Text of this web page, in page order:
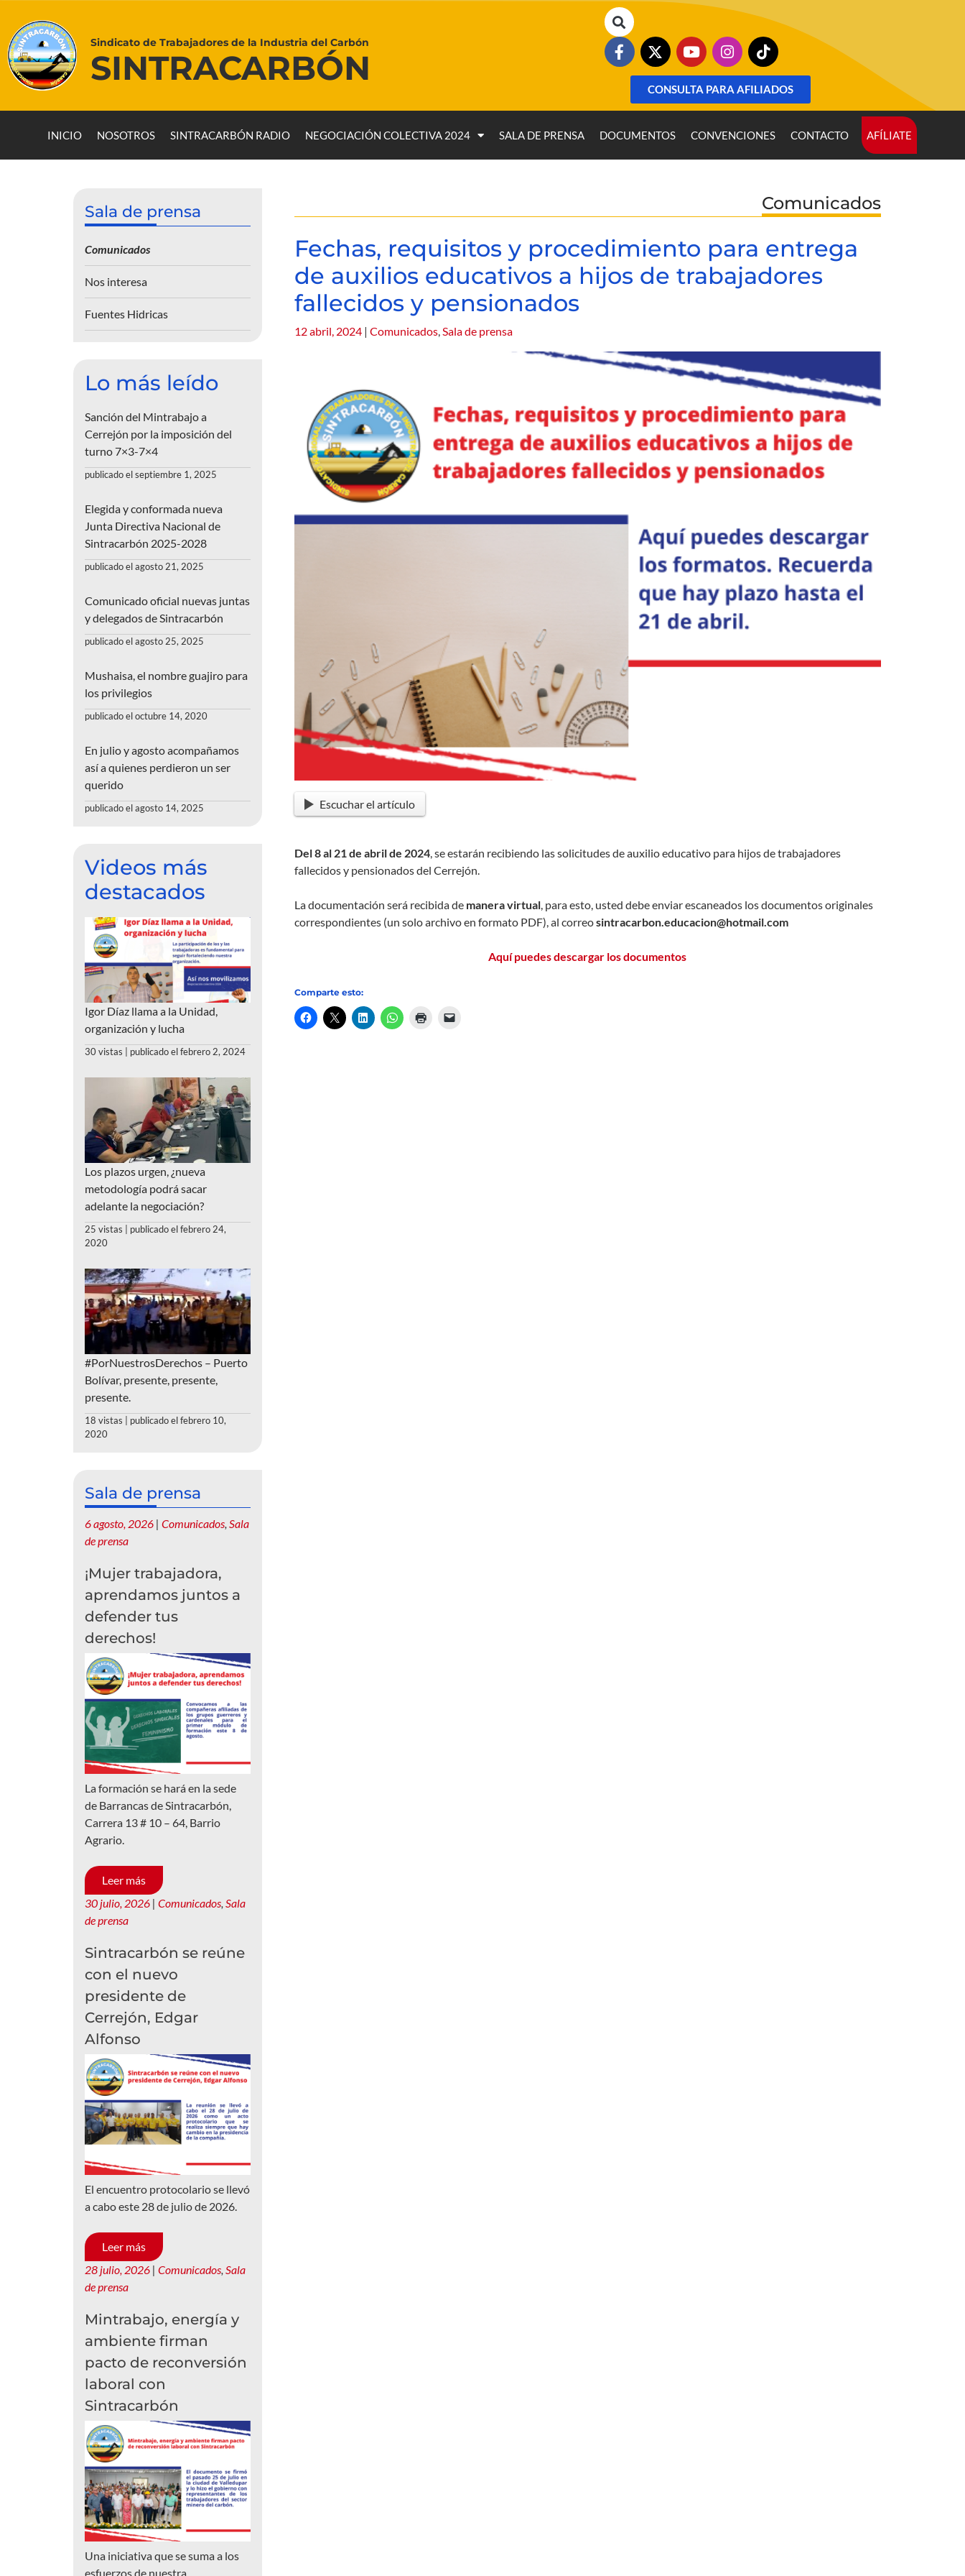
Sindicato de Trabajadores de la Industria del Carbón
SINTRACARBÓN
CONSULTA PARA AFILIADOS
INICIO NOSOTROS SINTRACARBÓN RADIO NEGOCIACIÓN COLECTIVA 2024 SALA DE PRENSA DOCUMENTOS CONVENCIONES CONTACTO AFÍLIATE
Comunicados
Fechas, requisitos y procedimiento para entrega
de auxilios educativos a hijos de trabajadores
fallecidos y pensionados
12 abril, 2024| Comunicados,Sala de prensa
Escuchar el artículo
Del 8 al 21 de abril de 2024, se estarán recibiendo las solicitudes de auxilio educativo para hijos de trabajadores
fallecidos y pensionados del Cerrejón.
La documentación será recibida de manera virtual, para esto, usted debe enviar escaneados los documentos originales
correspondientes (un solo archivo en formato PDF), al correosintracarbon.educacion@hotmail.com
Aquí puedes descargar los documentos
Comparte esto:
Sala de prensa
Comunicados
Nos interesa
Fuentes Hidricas
Lo más leído
Sanción del Mintrabajo a
Cerrejón por la imposición del
turno 7×3-7×4
publicado el septiembre 1, 2025
Elegida y conformada nueva
Junta Directiva Nacional de
Sintracarbón 2025-2028
publicado el agosto 21, 2025
Comunicado oficial nuevas juntas
y delegados de Sintracarbón
publicado el agosto 25, 2025
Mushaisa, el nombre guajiro para
los privilegios
publicado el octubre 14, 2020
En julio y agosto acompañamos
así a quienes perdieron un ser
querido
publicado el agosto 14, 2025
Videos más
destacados
Igor Díaz llama a la Unidad,
organización y lucha
30 vistas publicado el febrero 2, 2024
Los plazos urgen, ¿nueva
metodología podrá sacar
adelante la negociación?
25 vistas
publicado el febrero 24,
2020
#PorNuestrosDerechos – Puerto
Bolívar, presente, presente,
presente.
18 vistas | publicado el febrero 10,
2020
Sala de prensa
6 agosto, 2026 | Comunicados Sala
de prensa
¡Mujer trabajadora,
aprendamos juntos a
defender tus
derechos!
La formación se hará en la sede
de Barrancas de Sintracarbón,
Carrera 13 # 10 – 64, Barrio
Agrario.
Leer más
30 julio, 2026 | Comunicados Sala
de prensa
Sintracarbón se reúne
con el nuevo
presidente de
Cerrejón, Edgar
Alfonso
El encuentro protocolario se llevó
a cabo este 28 de julio de 2026.
Leer más
28 julio, 2026 | Comunicados, Sala
de prensa
Mintrabajo, energía y
ambiente firman
pacto de reconversión
laboral con
Sintracarbón
Una iniciativa que se suma a los
esfuerzos de nuestra